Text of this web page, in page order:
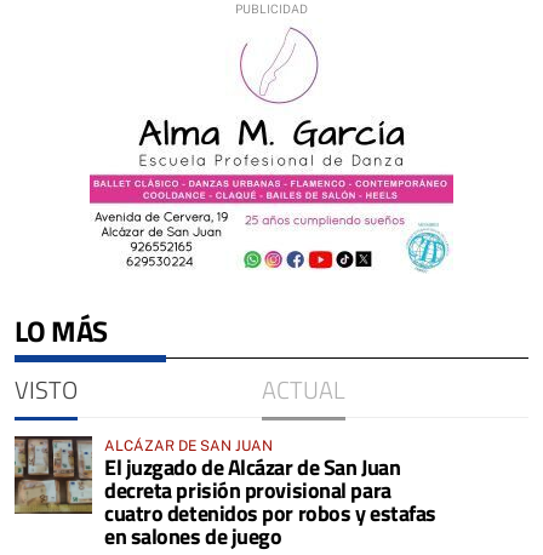
LO MÁS
VISTO ACTUAL
ALCÁZAR DE SAN JUAN
El juzgado de Alcázar de San Juan
decreta prisión provisional para
cuatro detenidos por robos y estafas
en salones de juego